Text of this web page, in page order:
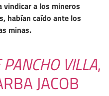
vindicar a los mineros
habían caído ante los
minas.
VILLA,
JACOB